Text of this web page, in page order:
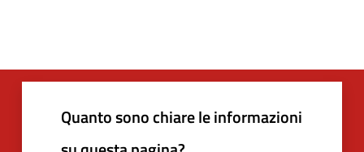
Quanto sono chiare le informazioni